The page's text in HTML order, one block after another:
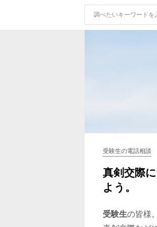
受験生の電話相談
真剣交際
よう。
受験生の皆様